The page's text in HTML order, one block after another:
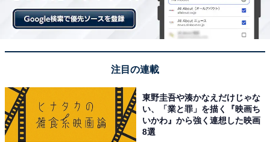
注目の連載
東野圭吾や湊かなえだけじゃな
い、「業と罪」を描く『映画ち
いかわ』から強く連想した映画
8選